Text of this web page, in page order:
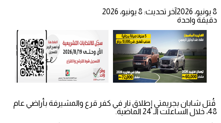
8 يونيو، 2026
آخر تحديث: 8 يونيو، 2026
دقيقة واحدة
قُتل شابان بجريمتي إطلاق نار في كفر قرع والمشيرفة بأراضي عام
48، خلال الساعلت الـ 24 الماضية.